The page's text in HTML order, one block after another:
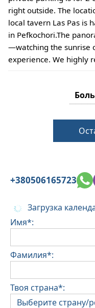
right outside. The
local tavern Las Pas is
in Pefkochori. ​The
—watching the sunrise
experience. We highly
+380506165723
Загрузка
Имя*:
Фамилия*:
Твоя страна*: